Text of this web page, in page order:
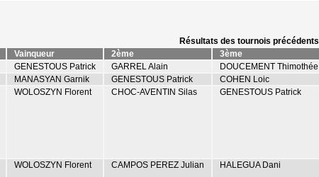
Résultats des tournois précédents
Vainqueur 2ème 3ème
GENESTOUS Patrick GARREL Alain DOUCEMENT Thimothée
MANASYAN Garnik GENESTOUS Patrick COHEN Loic
WOLOSZYN Florent CHOC-AVENTIN Silas GENESTOUS Patrick
WOLOSZYN Florent CAMPOS PEREZ Julian HALEGUA Dani